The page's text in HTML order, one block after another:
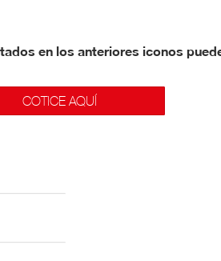
en los anteriores iconos
COTICE AQUÍ